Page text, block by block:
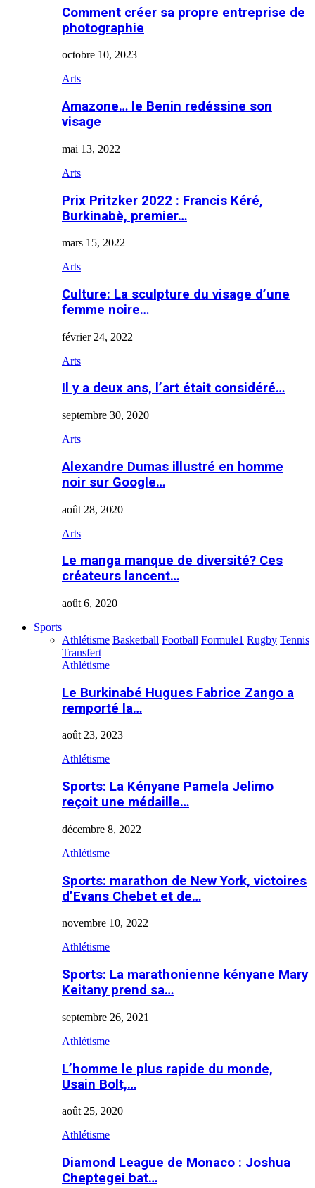
Comment créer sa propre entreprise de
photographie
octobre 10, 2023
Arts
Amazone… le Benin redéssine son
visage
mai 13, 2022
Arts
Prix Pritzker 2022 : Francis Kéré,
Burkinabè, premier…
mars 15, 2022
Arts
Culture: La sculpture du visage d’une
femme noire…
février 24, 2022
Arts
Il y a deux ans, l’art était considéré…
septembre 30, 2020
Arts
Alexandre Dumas illustré en homme
noir sur Google…
août 28, 2020
Arts
Le manga manque de diversité? Ces
créateurs lancent…
août 6, 2020
Sports
Athlétisme Basketball Football Formule1 Rugby Tennis
Transfert
Athlétisme
Le Burkinabé Hugues Fabrice Zango a
remporté la…
août 23, 2023
Athlétisme
Sports: La Kényane Pamela Jelimo
reçoit une médaille…
décembre 8, 2022
Athlétisme
Sports: marathon de New York, victoires
d’Evans Chebet et de…
novembre 10, 2022
Athlétisme
Sports: La marathonienne kényane Mary
Keitany prend sa…
septembre 26, 2021
Athlétisme
L’homme le plus rapide du monde,
Usain Bolt,…
août 25, 2020
Athlétisme
Diamond League de Monaco : Joshua
Cheptegei bat…